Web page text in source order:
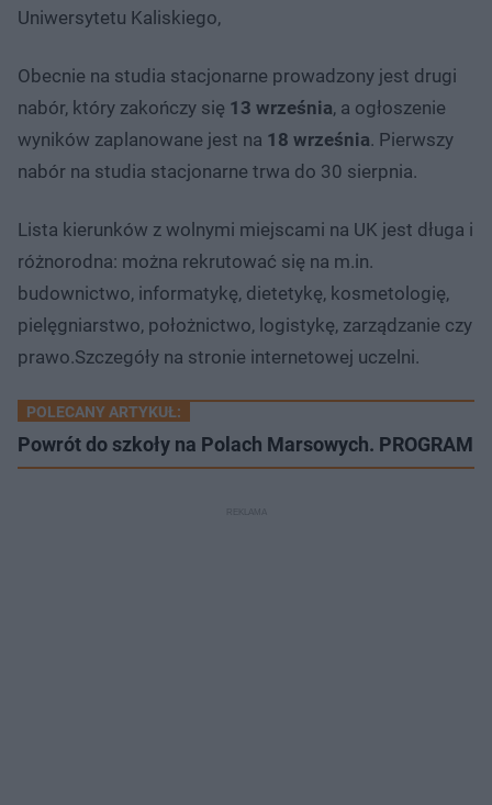
Uniwersytetu Kaliskiego,
Obecnie na studia stacjonarne prowadzony jest drugi
nabór, który zakończy się 13 września, a ogłoszenie
wyników zaplanowane jest na 18 września. Pierwszy
nabór na studia stacjonarne trwa do 30 sierpnia.
Lista kierunków z wolnymi miejscami na UK jest długa i
różnorodna: można rekrutować się na m.in.
budownictwo, informatykę, dietetykę, kosmetologię,
pielęgniarstwo, położnictwo, logistykę, zarządzanie czy
prawo.Szczegóły na stronie internetowej uczelni.
POLECANY ARTYKUŁ:
Powrót do szkoły na Polach Marsowych. PROGRAM